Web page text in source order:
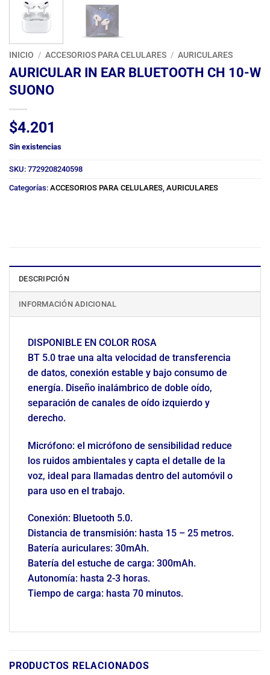
INICIO / ACCESORIOS PARA CELULARES / AURICULARES
AURICULAR IN EAR BLUETOOTH CH 10-W
SUONO
$4.201
Sin existencias
SKU: 7729208240598
Categorías: ACCESORIOS PARA CELULARES, AURICULARES
DESCRIPCIÓN
INFORMACIÓN ADICIONAL
DISPONIBLE EN COLOR ROSA
BT 5.0 trae una alta velocidad de transferencia
de datos, conexión estable y bajo consumo de
energía. Diseño inalámbrico de doble oído,
separación de canales de oído izquierdo y
derecho.
Micrófono: el micrófono de sensibilidad reduce
los ruidos ambientales y capta el detalle de la
voz, ideal para llamadas dentro del automóvil o
para uso en el trabajo.
Conexión: Bluetooth 5.0.
Distancia de transmisión: hasta 15 – 25 metros.
Batería auriculares: 30mAh.
Batería del estuche de carga: 300mAh.
Autonomía: hasta 2-3 horas.
Tiempo de carga: hasta 70 minutos.
PRODUCTOS RELACIONADOS